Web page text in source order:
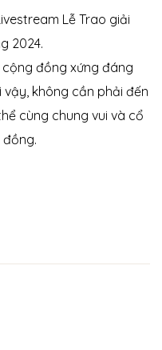
Lễ Trao giải
2024.
cộng đồng xứng đáng
không cần phải đến
cùng chung vui và cổ